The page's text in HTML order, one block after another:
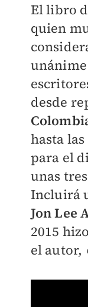
El libro
quien
desde
hasta
para el
unas
Incluirá
Jon Lee
2015
el autor,